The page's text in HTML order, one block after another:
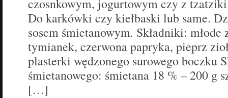
czosnkowym, jogurtowym czy z
Do karkówki czy kiełbaski lub same.
sosem śmietanowym. Składniki: młode
tymianek, czerwona papryka, pieprz
plasterki wędzonego surowego boczku
śmietanowego: śmietana 18 % – 200 g
[…]